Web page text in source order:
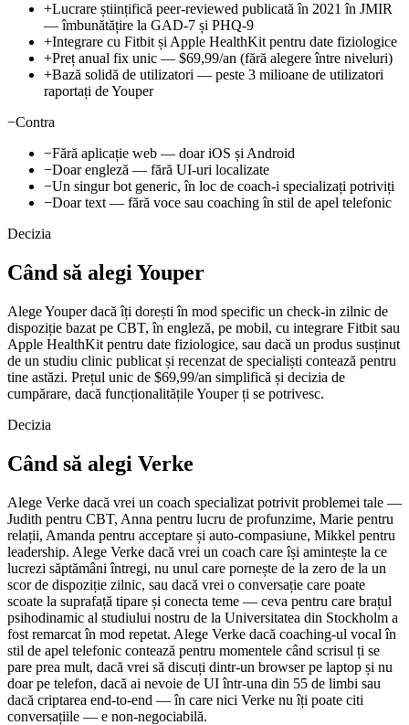
+Lucrare științifică peer-reviewed publicată în 2021 în JMIR
— îmbunătățire la GAD-7 și PHQ-9
+Integrare cu Fitbit și Apple HealthKit pentru date fiziologice
+Preț anual fix unic — $69,99/an (fără alegere între niveluri)
+Bază solidă de utilizatori — peste 3 milioane de utilizatori
raportați de Youper
−Contra
−Fără aplicație web — doar iOS și Android
−Doar engleză — fără UI-uri localizate
−Un singur bot generic, în loc de coach-i specializați potriviți
−Doar text — fără voce sau coaching în stil de apel telefonic
Decizia
Când să alegi Youper
Alege Youper dacă îți dorești în mod specific un check-in zilnic de
dispoziție bazat pe CBT, în engleză, pe mobil, cu integrare Fitbit sau
Apple HealthKit pentru date fiziologice, sau dacă un produs susținut
de un studiu clinic publicat și recenzat de specialiști contează pentru
tine astăzi. Prețul unic de $69,99/an simplifică și decizia de
cumpărare, dacă funcționalitățile Youper ți se potrivesc.
Decizia
Când să alegi Verke
Alege Verke dacă vrei un coach specializat potrivit problemei tale —
Judith pentru CBT, Anna pentru lucru de profunzime, Marie pentru
relații, Amanda pentru acceptare și auto-compasiune, Mikkel pentru
leadership. Alege Verke dacă vrei un coach care își amintește la ce
lucrezi săptămâni întregi, nu unul care pornește de la zero de la un
scor de dispoziție zilnic, sau dacă vrei o conversație care poate
scoate la suprafață tipare și conecta teme — ceva pentru care brațul
psihodinamic al studiului nostru de la Universitatea din Stockholm a
fost remarcat în mod repetat. Alege Verke dacă coaching-ul vocal în
stil de apel telefonic contează pentru momentele când scrisul ți se
pare prea mult, dacă vrei să discuți dintr-un browser pe laptop și nu
doar pe telefon, dacă ai nevoie de UI într-una din 55 de limbi sau
dacă criptarea end-to-end — în care nici Verke nu îți poate citi
conversațiile — e non-negociabilă.